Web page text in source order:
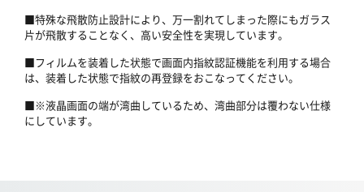
■特殊な飛散防止設計により、万一割れてしまった際にもガラス
片が飛散することなく、高い安全性を実現しています。
■フィルムを装着した状態で画面内指紋認証機能を利用する場合
は、装着した状態で指紋の再登録をおこなってください。
■※液晶画面の端が湾曲しているため、湾曲部分は覆わない仕様
にしています。